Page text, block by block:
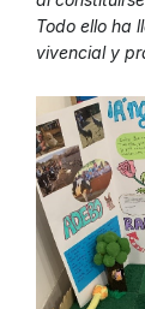
Todo ello ha
vivencial y